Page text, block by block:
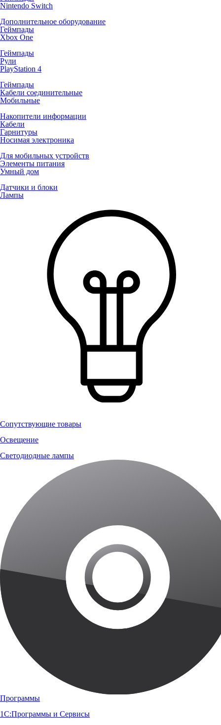
Nintendo Switch
Дополнительное оборудование
Геймпады
Xbox One
Геймпады
Рули
PlayStation 4
Геймпады
Кабели соединительные
Мобильные
Накопители информации
Кабели
Гарнитуры
Носимая электроника
Для мобильных устройств
Элементы питания
Умный дом
Датчики и блоки
Лампы
Сопутствующие товары
Освещение
Светодиодные лампы
Программы
1С:Программы и Сервисы